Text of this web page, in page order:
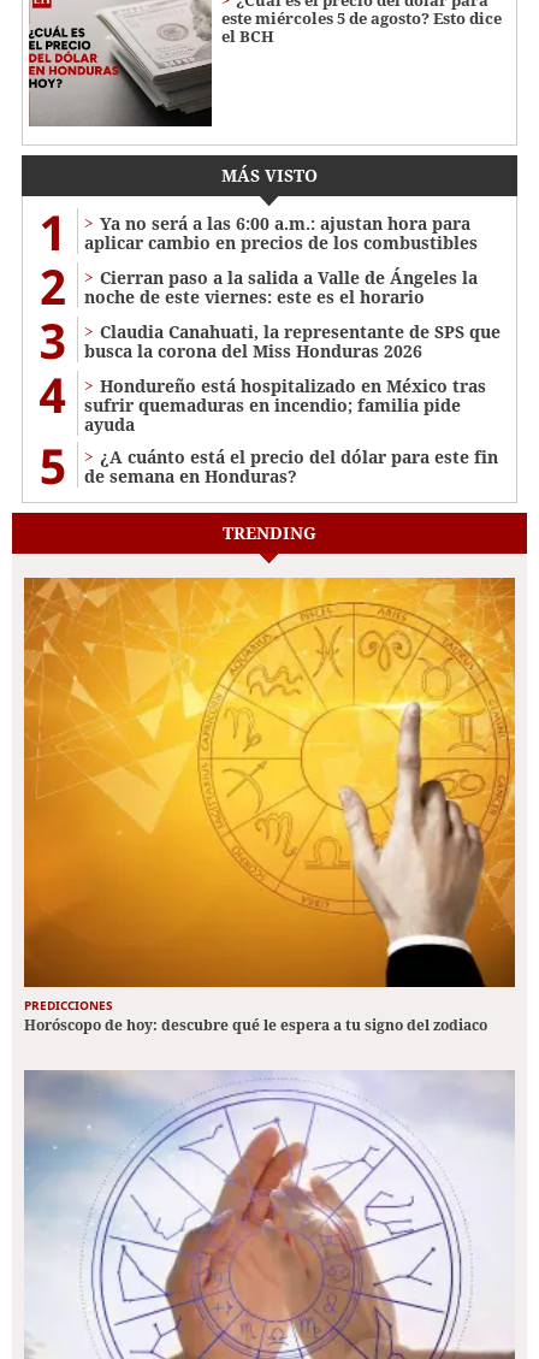
este miércoles 5 de agosto? Esto dice
el BCH
MÁS VISTO
1
Ya no será a las 6:00 a.m.: ajustan hora para
aplicar cambio en precios de los combustibles
2
Cierran paso a la salida a Valle de Ángeles la
noche de este viernes: este es el horario
3
Claudia Canahuati, la representante de SPS que
busca la corona del Miss Honduras 2026
4
Hondureño está hospitalizado en México tras
sufrir quemaduras en incendio; familia pide
ayuda
5
¿A cuánto está el precio del dólar para este fin
de semana en Honduras?
TRENDING
PREDICCIONES
Horóscopo de hoy: descubre qué le espera a tu signo del zodiaco